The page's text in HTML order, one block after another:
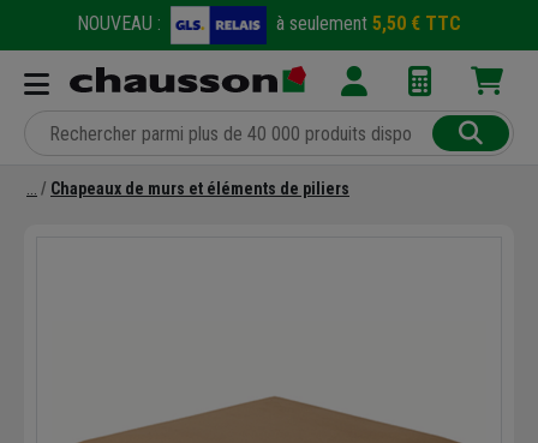
NOUVEAU : à seulement 5,50 € TTC
Chapeaux de murs et éléments de piliers